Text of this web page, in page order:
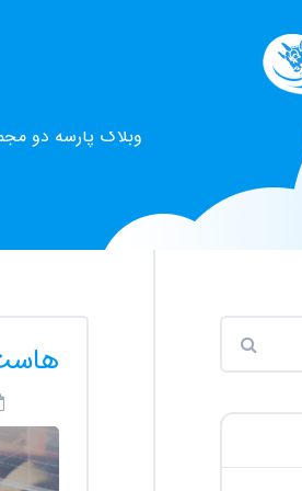
وبلاگ پارسه دو